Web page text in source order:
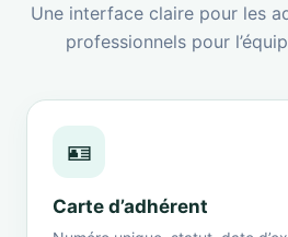
Une interface claire pour les
professionnels pour
🪪
Carte d’adhérent